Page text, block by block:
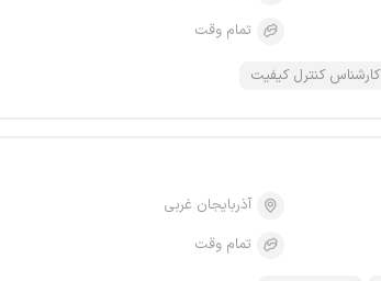
تمام وقت
کارشناس کنترل کیفیت
آذربایجان غربی
تمام وقت